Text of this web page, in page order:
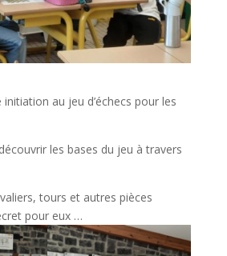
au jeu d’échecs pour les
les bases du jeu à travers
tours et autres pièces
pour eux …